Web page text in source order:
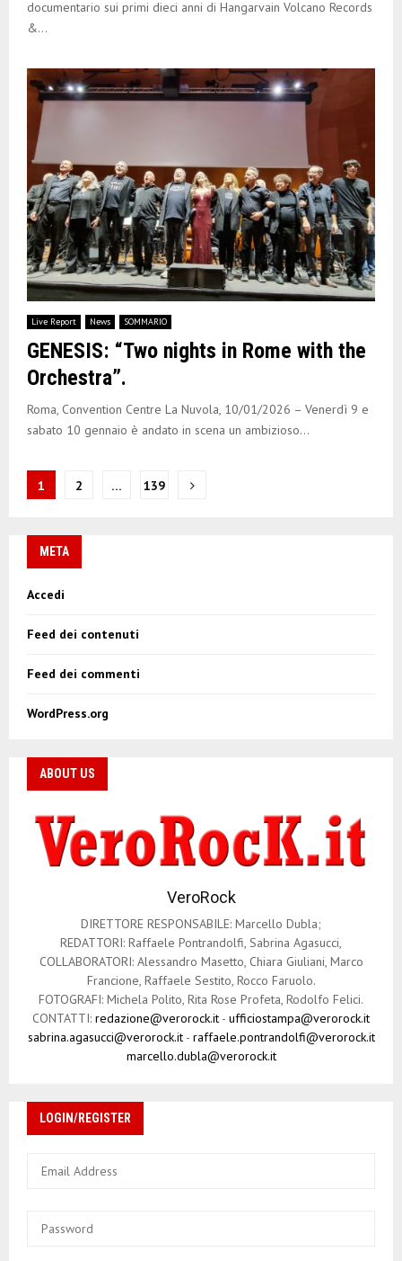
documentario sui primi dieci anni di Hangarvain Volcano Records
&...
Live Report News SOMMARIO
GENESIS: “Two nights in Rome with the
Orchestra”.
Roma, Convention Centre La Nuvola, 10/01/2026 – Venerdì 9 e
sabato 10 gennaio è andato in scena un ambizioso...
N
i
a
z
i
e
o
l
1 2 … 139
META
Accedi
Feed dei contenuti
Feed dei commenti
WordPress.org
ABOUT US
VeroRock
DIRETTORE RESPONSABILE: Marcello Dubla;
REDATTORI: Raffaele Pontrandolfi, Sabrina Agasucci,
COLLABORATORI: Alessandro Masetto, Chiara Giuliani, Marco
Francione, Raffaele Sestito, Rocco Faruolo.
FOTOGRAFI: Michela Polito, Rita Rose Profeta, Rodolfo Felici.
CONTATTI: redazione@verorock.it - ufficiostampa@verorock.it
sabrina.agasucci@verorock.it- raffaele.pontrandolfi@verorock.it
marcello.dubla@verorock.it
LOGIN/REGISTER